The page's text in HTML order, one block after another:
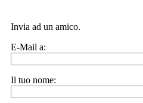
Invia ad un amico.
E-Mail a:
Il tuo nome: